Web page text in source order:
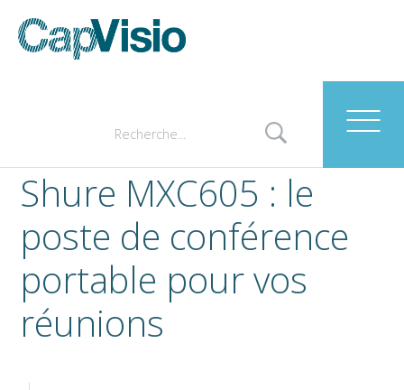
Shure MXC605 : le
poste de conférence
portable pour vos
réunions